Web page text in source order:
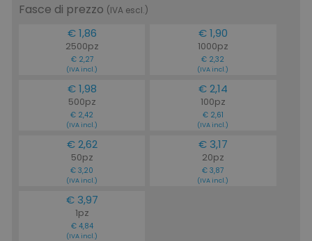
Fasce di prezzo (IVA escl.)
€ 1,86
2500pz
€ 2,27
(IVA incl.)
€ 1,90
1000pz
€ 2,32
(IVA incl.)
€ 1,98
500pz
€ 2,42
(IVA incl.)
€ 2,14
100pz
€ 2,61
(IVA incl.)
€ 2,62
50pz
€ 3,20
(IVA incl.)
€ 3,17
20pz
€ 3,87
(IVA incl.)
€ 3,97
1pz
€ 4,84
(IVA incl.)